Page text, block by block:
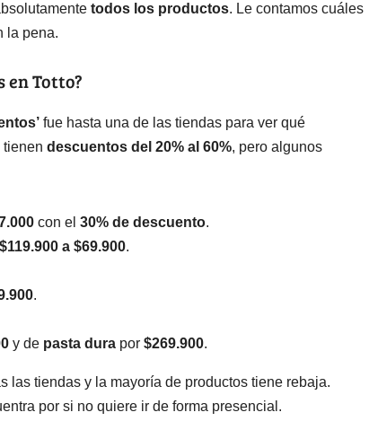
todos los productos. Le contamos cuáles
la pena.
en Totto?
fue hasta una de las tiendas para ver qué
tienen descuentos del 20% al 60%, pero algunos
con el 30% de descuento.
$119.900 a $69.900.
.
y de pasta dura por $269.900.
las tiendas y la mayoría de productos tiene rebaja.
por si no quiere ir de forma presencial.